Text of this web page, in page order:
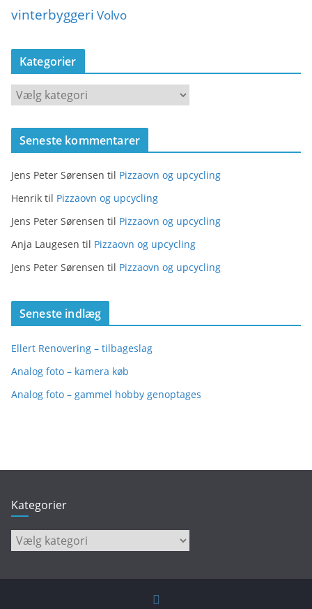
vinterbyggeri Volvo
Kategorier
K
a
t
o
r
i
r
Seneste kommentarer
Jens Peter Sørensen til Pizzaovn og upcycling
Henrik til Pizzaovn og upcycling
Jens Peter Sørensen til Pizzaovn og upcycling
Anja Laugesen til Pizzaovn og upcycling
Jens Peter Sørensen til Pizzaovn og upcycling
Seneste indlæg
Ellert Renovering – tilbageslag
Analog foto – kamera køb
Analog foto – gammel hobby genoptages
Kategorier
Kategorier